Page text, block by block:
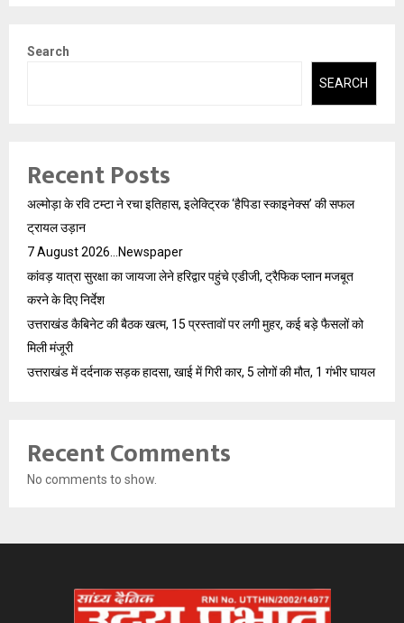
Search
SEARCH
Recent Posts
अल्मोड़ा के रवि टम्टा ने रचा इतिहास, इलेक्ट्रिक ‘हैपिडा स्काइनेक्स’ की सफल
ट्रायल उड़ान
7 August 2026…Newspaper
कांवड़ यात्रा सुरक्षा का जायजा लेने हरिद्वार पहुंचे एडीजी, ट्रैफिक प्लान मजबूत
करने के दिए निर्देश
उत्तराखंड कैबिनेट की बैठक खत्म, 15 प्रस्तावों पर लगी मुहर, कई बड़े फैसलों को
मिली मंजूरी
उत्तराखंड में दर्दनाक सड़क हादसा, खाई में गिरी कार, 5 लोगों की मौत, 1 गंभीर घायल
Recent Comments
No comments to show.